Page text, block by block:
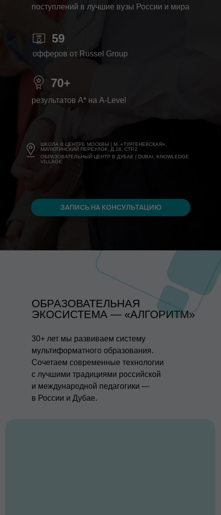
ЗАПИСЬ НА КОНСУЛЬТАЦИЮ
поступлений в лучшие вузы России и мира
офферов от Russel Group
результатов A* на A-Level
ШКОЛА В ЦЕНТРЕ МОСКВЫ | М. «ТУРГЕНЕВСКАЯ»,
МИЛЮТИНСКИЙ ПЕРЕУЛОК, Д.18, СТР.2
ОБРАЗОВАТЕЛЬНЫЙ ЦЕНТР В ДУБАЕ | DUBAI, KNOWLEDGE
VILLAGE
59
70+
ОБРАЗОВАТЕЛЬНАЯ
ЭКОСИСТЕМА — «АЛГОРИТМ»
30+ лет мы развиваем систему
мультиформатного образования.
Сочетаем современные технологии
с лучшими традициями российской
и международной педагогики —
в России и Дубае.